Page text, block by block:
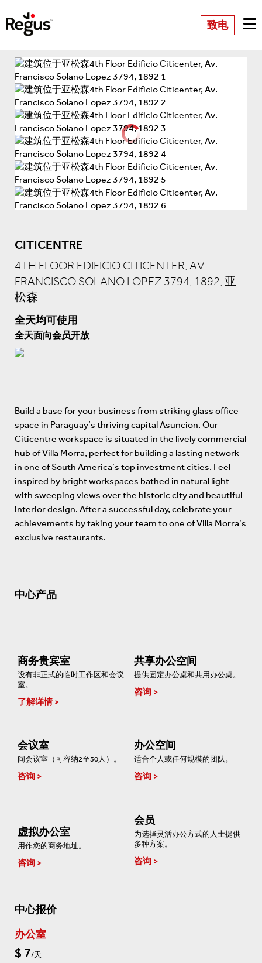
致电
CITICENTRE
4TH FLOOR EDIFICIO CITICENTER, AV.
FRANCISCO SOLANO LOPEZ 3794, 1892, 亚
松森
全天均可使用
全天面向会员开放
Build a base for your business from striking glass office
space in Paraguay’s thriving capital Asuncion. Our
Citicentre workspace is situated in the lively commercial
hub of Villa Morra, perfect for building a lasting network
in one of South America’s top investment cities. Feel
inspired by bright workspaces bathed in natural light
with sweeping views over the historic city and beautiful
interior design. After a successful day, celebrate your
achievements by taking your team to one of Villa Morra’s
exclusive restaurants.
中心产品
商务贵宾室
设有非正式的临时工作区和会议
室。
了解详情
共享办公空间
提供固定办公桌和共用办公桌。
咨询
会议室
间会议室（可容纳2至30人）。
咨询
办公空间
适合个人或任何规模的团队。
咨询
虚拟办公室
用作您的商务地址。
咨询
会员
为选择灵活办公方式的人士提供
多种方案。
咨询
中心报价
办公室
$ 7/天